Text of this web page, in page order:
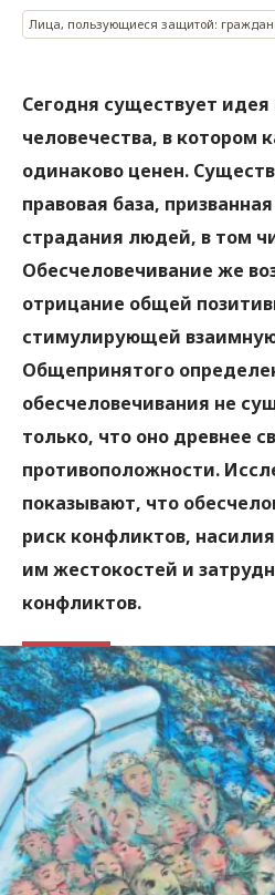
Лица, пользующиеся защитой:
Сегодня существует идея
человечества, в котором
одинаково ценен.
правовая база,
страдания людей, в том
Обесчеловечивание же
отрицание общей
стимулирующей
Общепринятого
обесчеловечивания не
только, что оно древнее
противоположности.
показывают, что
риск конфликтов,
им жестокостей и
конфликтов.